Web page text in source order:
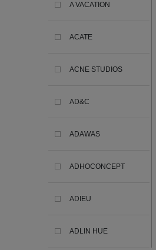
A VACATION
ACATE
ACNE STUDIOS
AD&C
ADAWAS
ADHOCONCEPT
ADIEU
ADLIN HUE